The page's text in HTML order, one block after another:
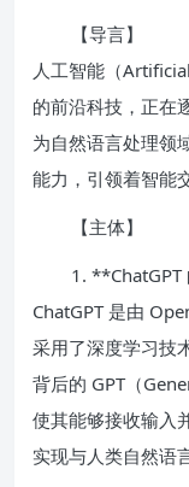
【导言】
人工智能（
的前沿科技，正在
为自然语言处理领
能力，引领着智能
【主体】
1.
ChatGPT 是由
采用了深度学习技
背后的 GPT（
使其能够接收输入
实现与人类自然语